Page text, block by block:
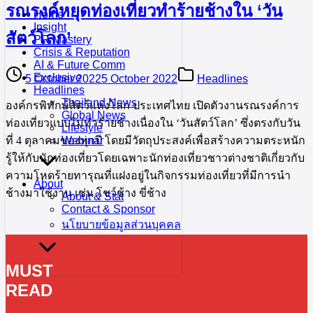
Home
Insight
PR Mastery
Crisis & Reputation
AI & Future Comm
Exclusive
Headlines
Thailand News
Global News
Lifestyle
Webinar
About
About & Stat
Contact & Sponsor
นโยบายข้อมูลส่วนบุคคล
รณรงค์หยุดท่องเที่ยวทำร้ายช้างใน ‘วัน
สัตว์โลก’
5 October 20225 October 2022 Headlines
องค์กรพิทักษ์สัตว์แห่งโลก ประเทศไทย เปิดตัวงานรณรงค์การ
ท่องเที่ยวแบบไม่ทำร้ายช้างเนื่องใน ‘วันสัตว์โลก’ ซึ่งตรงกับวัน
ที่ 4 ตุลาคมของทุกปี โดยมีวัตถุประสงค์เพื่อสร้างความตระหนัก
รู้ให้กับนักท่องเที่ยวโดยเฉพาะนักท่องเที่ยวชาวต่างชาติเกี่ยวกับ
ความโหดร้ายทารุณที่แฝงอยู่ในกิจกรรมท่องเที่ยวที่มีการนำ
ช้างมาใช้งาน เช่น โชว์ช้าง ขี่ช้าง
MUST
READ